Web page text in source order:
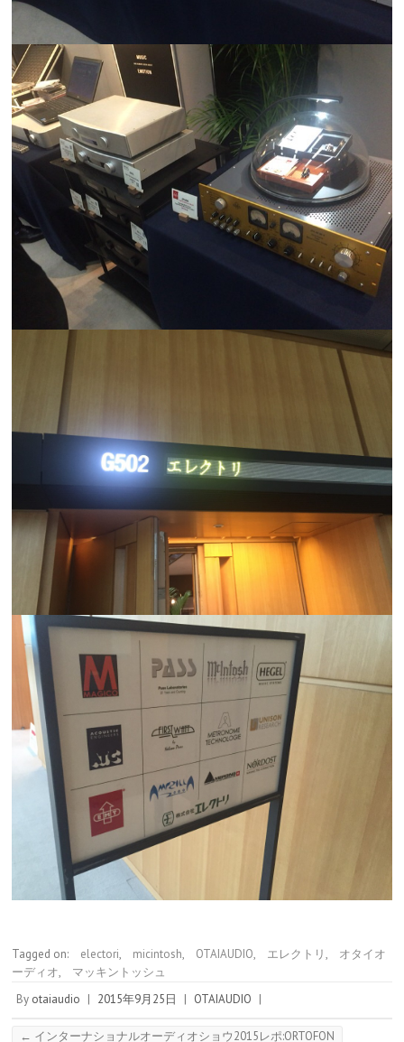
Tagged on: electori, micintosh, OTAIAUDIO, エレクトリ,
オタイオ
ーディオ,
マッキントッシュ
By otaiaudio | 2015年9月25日 | OTAIAUDIO |
← インターナショナルオーディオショウ2015レポ:ORTOFON